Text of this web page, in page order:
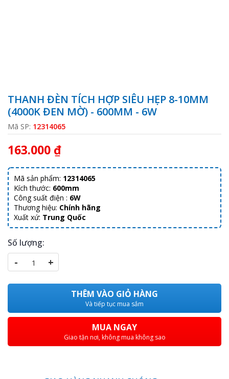
THANH ĐÈN TÍCH HỢP SIÊU HẸP 8-10MM
(4000K ĐEN MỜ) - 600MM - 6W
Mã SP: 12314065
163.000 ₫
Mã sản phẩm: 12314065
Kích thước: 600mm
Công suất điện : 6W
Thương hiệu: Chính hãng
Xuất xứ: Trung Quốc
Số lượng:
- +
THÊM VÀO GIỎ HÀNG
Và tiếp tục mua sắm
MUA NGAY
Giao tận nơi, không mua không sao